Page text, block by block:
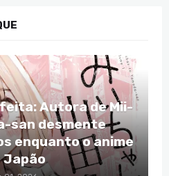
Autora de Mii-
san desmente
enquanto o anime